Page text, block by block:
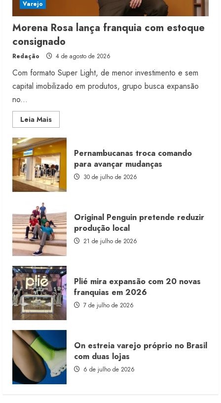
Varejo
Morena Rosa lança franquia com estoque
consignado
Redação 4 de agosto de 2026
Com formato Super Light, de menor investimento e sem
capital imobilizado em produtos, grupo busca expansão
no...
Leia MaisRead
more
Morena
Rosa
lança
franquia
com
estoque
consignado
Pernambucanas troca comando
para avançar mudanças
30 de julho de 2026
Original Penguin pretende reduzir
produção local
21 de julho de 2026
Plié mira expansão com 20 novas
franquias em 2026
7 de julho de 2026
On estreia varejo próprio no Brasil
com duas lojas
6 de julho de 2026